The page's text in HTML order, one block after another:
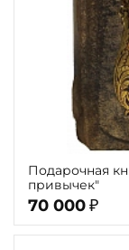
Подарочная
привычек"
70 000 ₽